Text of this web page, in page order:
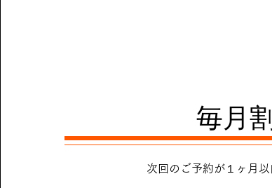
毎月
次回のご予約が１ヶ月